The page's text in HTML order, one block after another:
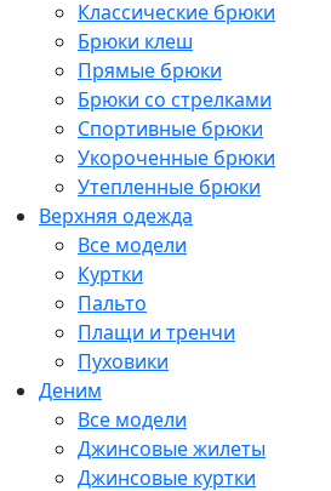
Классические брюки
Брюки клеш
Прямые брюки
Брюки со стрелками
Спортивные брюки
Укороченные брюки
Утепленные брюки
Верхняя одежда
Все модели
Куртки
Пальто
Плащи и тренчи
Пуховики
Деним
Все модели
Джинсовые жилеты
Джинсовые куртки